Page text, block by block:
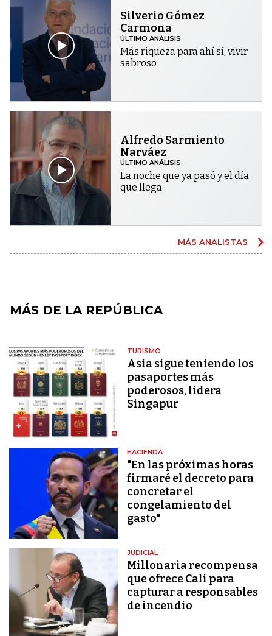
Silverio Gómez
Carmona
ÚLTIMO ANÁLISIS
Más riqueza para ahí sí, vivir
sabroso
Alfredo Sarmiento
Narváez
ÚLTIMO ANÁLISIS
La noche que ya pasó y el día
que llega
MÁS ANALISTAS
MÁS DE LA REPÚBLICA
TURISMO
Asia sigue teniendo los
pasaportes más
poderosos, lidera
Singapur
HACIENDA
"En las próximas horas
firmaré el decreto para
concretar el
congelamiento del
gasto"
JUDICIAL
Millonaria recompensa
que ofrece Cali para
capturar a responsables
de incendio